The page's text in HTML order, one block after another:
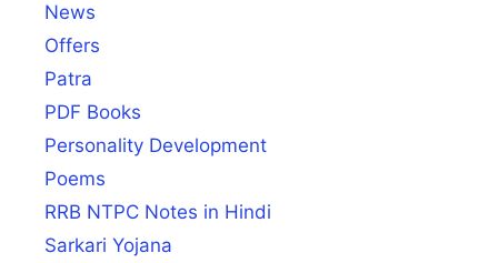
News
Offers
Patra
PDF Books
Personality Development
Poems
RRB NTPC Notes in Hindi
Sarkari Yojana